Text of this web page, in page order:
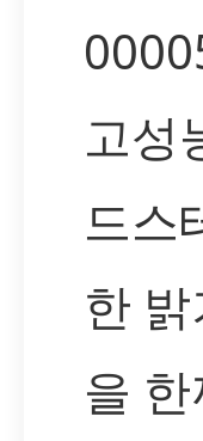
고성
드스
한
을